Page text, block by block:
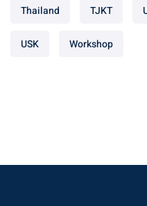
Thailand TJKT
USK Workshop